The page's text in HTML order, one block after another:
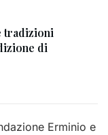
tradizioni
di
Erminio e